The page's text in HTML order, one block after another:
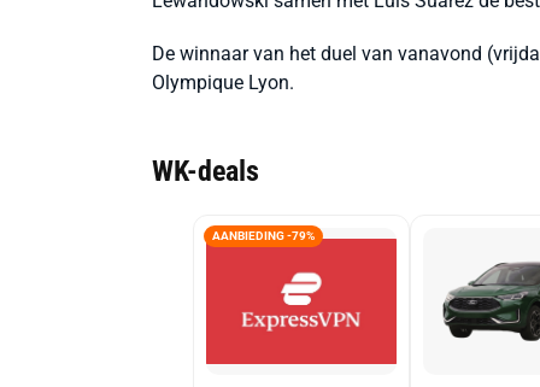
De winnaar van het duel van vanavond
Olympique Lyon.
WK-deals
AANBIEDING -79%